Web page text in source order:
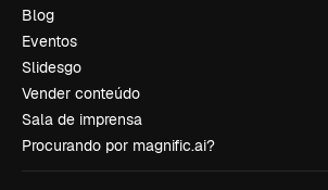
Blog
Eventos
Slidesgo
Vender conteúdo
Sala de imprensa
Procurando por magnific.ai?